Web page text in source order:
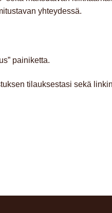
yhteydessä.
painiketta.
tilauksestasi sekä